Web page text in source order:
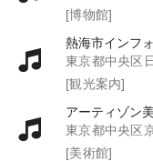
[博物館]
熱海市インフ
東京都中央区
[観光案内]
アーティゾン
東京都中央区
[美術館]